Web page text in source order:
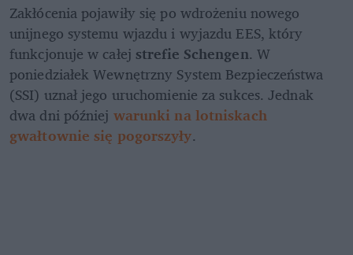
Zakłócenia pojawiły się po wdrożeniu nowego
unijnego systemu wjazdu i wyjazdu EES, który
funkcjonuje w całej strefie Schengen. W
poniedziałek Wewnętrzny System Bezpieczeństwa
(SSI) uznał jego uruchomienie za sukces. Jednak
dwa dni później warunki na lotniskach
gwałtownie się pogorszyły.